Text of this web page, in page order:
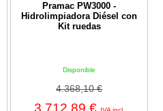
Pramac PW3000 -
Hidrolimpiadora Diésel con
Kit ruedas
Disponible
4.368,10 €
3.712,89 €